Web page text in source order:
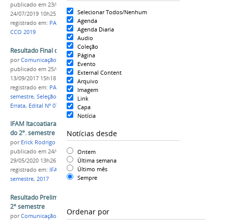
Selecionar Todos/Nenhum
Agenda
Agenda Diaria
Audio
Coleção
Página
Evento
External Content
Arquivo
Imagem
Link
Capa
Notícia
Notícias desde
Ontem
Última semana
Último mês
Sempre
Ordenar por
publicado em 23/07/2019
24/07/2019 10h25
registrado em: PAES 2º semestre,
CCO 2019
Resultado Final do PAES 2° semestre de 2017
porComunicação COARI
publicado em 25/07/2017 última modificação
13/09/2017 15h18
registrado em: PAES Assistência Estudantil
semestre, Seleção Edital Campus Coari
Errata, Edital Nº 07/2017, Resultado preliminar
IFAM Itacoatiara inicia as atividades acadêmicas
do 2º. semestre de 2017 nesta terça (25)
por Erick Rodrigo Santos Almeida
publicado em 24/07/2017—última modificação
29/05/2020 13h26
registrado em: IFAM Campus Itacoatiara
semestre, 2017
Resultado Preliminar dos Programas Integrais -
2º semestre
porComunicação COARI